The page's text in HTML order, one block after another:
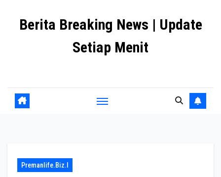
Berita Breaking News | Update
Setiap Menit
Premanlife.biz.i